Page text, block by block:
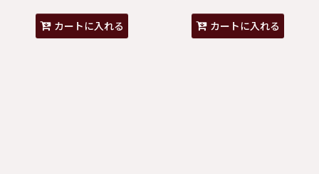
カートに入れる カートに入れる